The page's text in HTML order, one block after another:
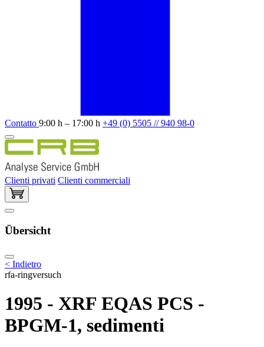
Contatto 9:00 h – 17:00 h +49 (0) 5505 // 940 98-0
Clienti privati Clienti commerciali
Übersicht
< Indietro
rfa-ringversuch
1995 - XRF EQAS PCS -
BPGM-1, sedimenti